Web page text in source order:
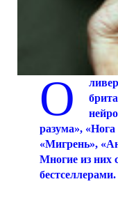
О
разума»,
«Мигрень»,
Многие из них
бестселлерами.